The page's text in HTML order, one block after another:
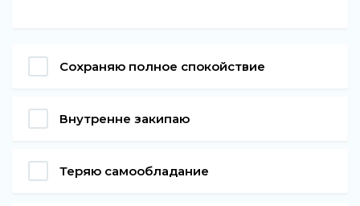
Сохраняю полное спокойствие
Внутренне закипаю
Теряю самообладание